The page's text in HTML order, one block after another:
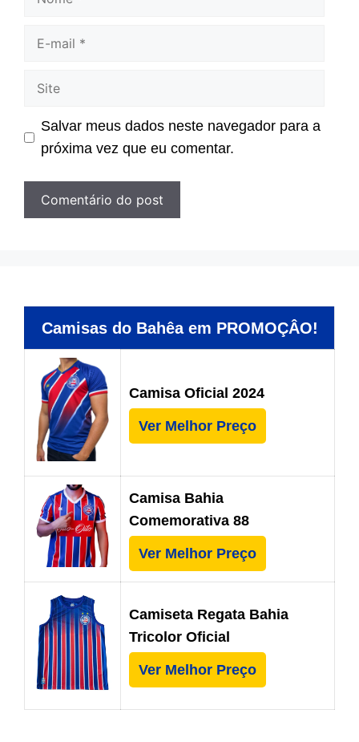
Site
Salvar meus dados neste navegador para a
próxima vez que eu comentar.
Camisas do Bahêa em PROMOÇÂO!
Camisa Oficial 2024
Ver Melhor Preço
Camisa Bahia
Comemorativa 88
Ver Melhor Preço
Camiseta Regata Bahia
Tricolor Oficial
Ver Melhor Preço